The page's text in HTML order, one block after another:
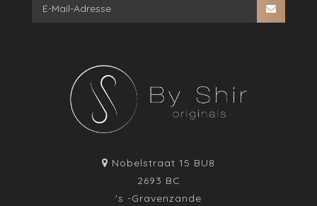
Nobelstraat 15 BU8
2693 BC
's -Gravenzande